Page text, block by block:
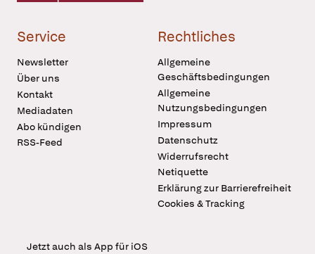
Service
Newsletter
Über uns
Kontakt
Mediadaten
Abo kündigen
RSS-Feed
Rechtliches
Allgemeine
Geschäftsbedingungen
Allgemeine
Nutzungsbedingungen
Impressum
Datenschutz
Widerrufsrecht
Netiquette
Erklärung zur Barrierefreiheit
Cookies & Tracking
Jetzt auch als App für iOS